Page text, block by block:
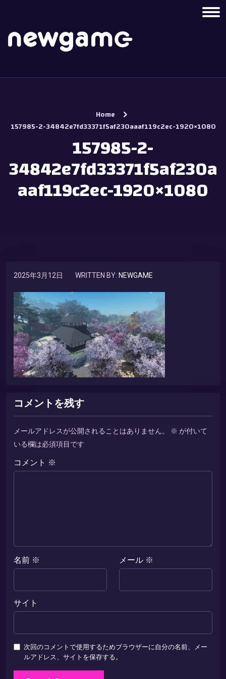
Home
157985-2-34842e7fd33371f5af230aaaf119c2ec-1920×1080
157985-2-
34842e7fd33371f5af230a
aaf119c2ec-1920×1080
2025年3月12日 WRITTEN BY: NEWGAME
コメントを残す
メールアドレスが公開されることはありません。 ※ が付いて
いる欄は必須項目です
コメント ※
名前 ※ メール ※
サイト
次回のコメントで使用するためブラウザーに自分の名前、メー
ルアドレス、サイトを保存する。